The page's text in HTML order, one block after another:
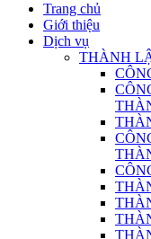
Trang chủ
Giới thiệu
Dịch vụ
THÀNH